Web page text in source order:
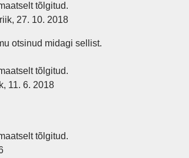
tõlgitud.
, 27. 10. 2018
otsinud midagi sellist.
tõlgitud.
, 11. 6. 2018
tõlgitud.